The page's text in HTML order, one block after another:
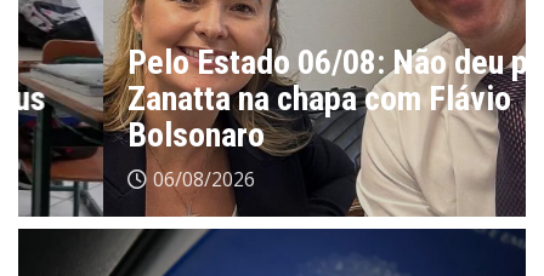
Pelo Estado 06/08: Não deu para
Zanatta na chapa com Flávio
Bolsonaro
06/08/2026